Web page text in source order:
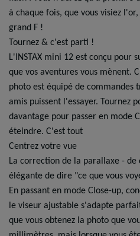
à chaque fois, que vous visiez
grand F !
Tournez & c'est parti !
L'INSTAX mini 12 est conçu pour
que vos aventures vous mènent.
photo est équipé de commandes
amis puissent l'essayer. Tournez
davantage pour passer en mode
éteindre. C'est tout
Centrez votre vue
La correction de la parallaxe -
élégante de dire "ce que vous
En passant en mode Close-up,
le viseur ajustable s'adapte
que vous obtenez la photo que